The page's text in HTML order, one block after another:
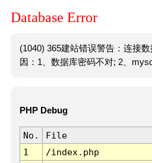
Database Error
(1040) 365建站错误警告：连接
因：1、数据库密码不对; 2、
PHP Debug
No. File
1
/index.php